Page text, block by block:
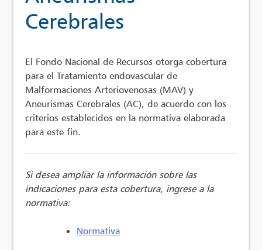
Cerebrales
El Fondo Nacional de Recursos otorga cobertura
para el Tratamiento endovascular de
Malformaciones Arteriovenosas (MAV) y
Aneurismas Cerebrales (AC), de acuerdo con los
criterios establecidos en la normativa elaborada
para este fin.
Si desea ampliar la información sobre las
indicaciones para esta cobertura, ingrese a la
normativa:
Normativa